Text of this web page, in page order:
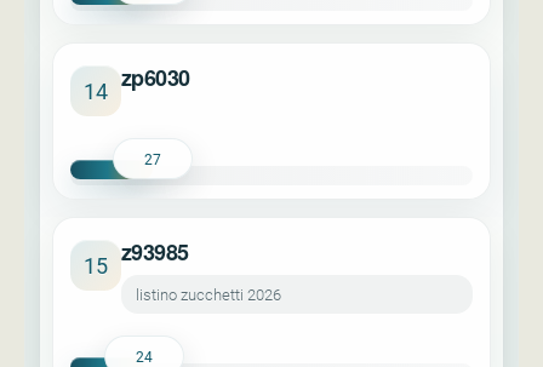
14 zp6030
27
15 z93985
listino zucchetti 2026
24